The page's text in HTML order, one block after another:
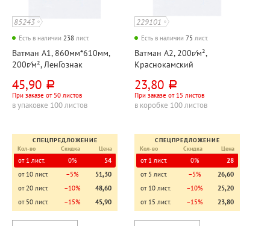
85243
Есть в наличии 238 лист.
Ватман А1, 860мм*610мм,
200г⁄м², ЛенГознак
45,90 руб.
При заказе от 50 листов
в упаковке 100 листов
СПЕЦПРЕДЛОЖЕНИЕ
Кол-во
Скидка Цена
от 1 лист. 0%
54
от 10 лист.
−5%
51,30
от 20 лист.
−10%
48,60
от 50 лист.
−15% 45,90
229101
Есть в наличии 75 лист.
Ватман А2, 200г⁄м²,
Краснокамский
комбинат
23,80 руб.
При заказе от 15 листов
в коробке 100 листов
СПЕЦПРЕДЛОЖЕНИЕ
Кол-во
Скидка Цена
от 1 лист. 0%
28
от 5 лист.
−5%
26,60
от 10 лист.
−10%
25,20
от 15 лист.
−15% 23,80